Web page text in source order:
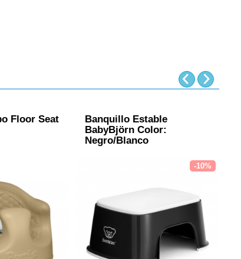
Floor Seat
Banquillo Estable
BabyBjörn Color:
Negro/Blanco
-10%